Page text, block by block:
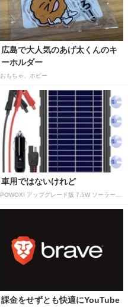
広島で大人気のあげ太くんのキ
ーホルダー
おもちゃ、ホビー
車用ではないけれど
課金をせずとも快適にYouTube